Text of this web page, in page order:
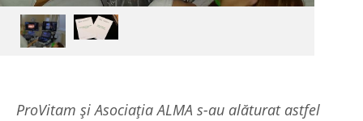
ProVitam și Asociația ALMA s-au alăturat astfel